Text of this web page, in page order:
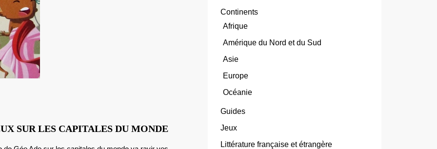
SUR LES CAPITALES DU MONDEGÉO
Continents
Afrique
Amérique du Nord et du Sud
Asie
Europe
Océanie
Guides
Jeux
Littérature française et étrangère